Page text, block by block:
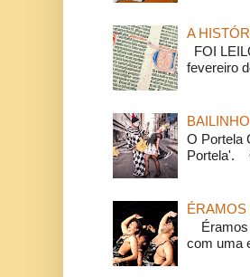
A
FOI
fevereiro
O Portela
Portela'.
ÉRAMOS
Éramos
com uma